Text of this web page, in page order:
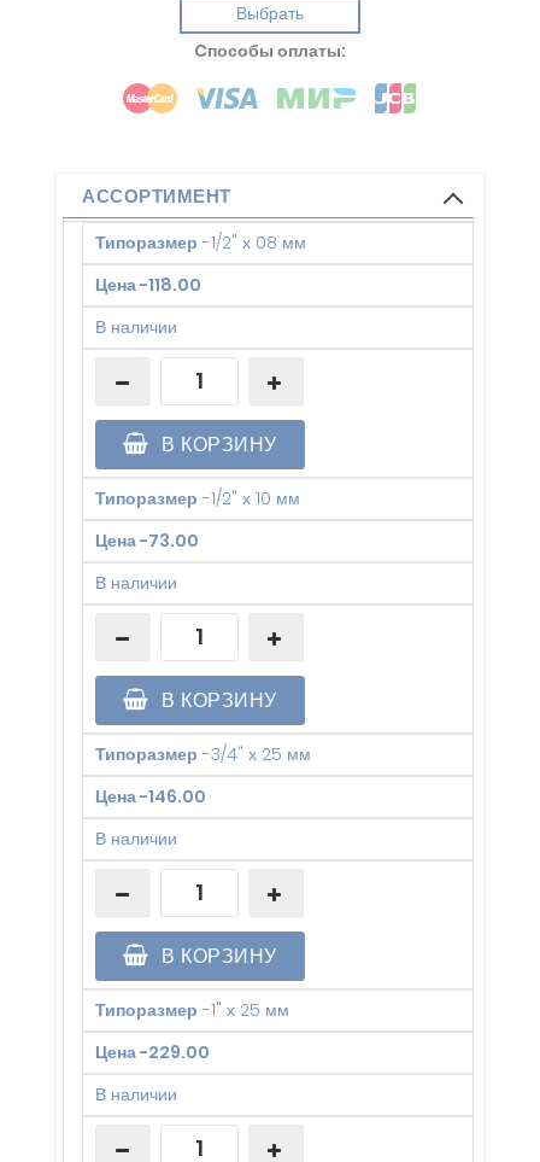
Выбрать
Cпособы оплаты:
АССОРТИМЕНТ
Типоразмер -1/2" х 08 мм
Цена-118.00
В наличии
В КОРЗИНУ
Типоразмер -1/2" х 10 мм
Цена-73.00
В наличии
В КОРЗИНУ
Типоразмер -3/4" х 25 мм
Цена-146.00
В наличии
В КОРЗИНУ
Типоразмер -1" х 25 мм
Цена-229.00
В наличии